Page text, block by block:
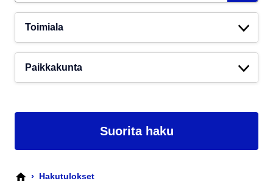
Suorita haku
› Hakutulokset